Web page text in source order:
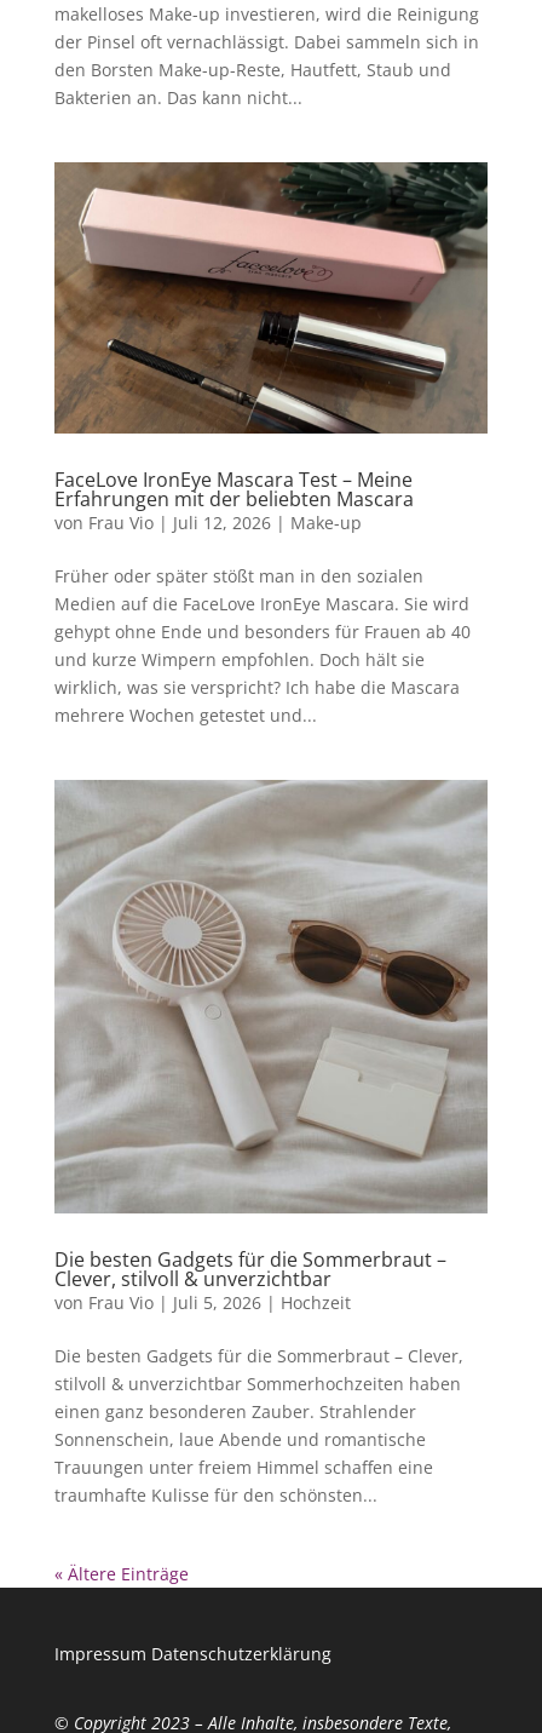
makelloses Make-up investieren, wird die Reinigung
der Pinsel oft vernachlässigt. Dabei sammeln sich in
den Borsten Make-up-Reste, Hautfett, Staub und
Bakterien an. Das kann nicht...
FaceLove IronEye Mascara Test – Meine
Erfahrungen mit der beliebten Mascara
von Frau Vio| Juli 12, 2026| Make-up
Früher oder später stößt man in den sozialen
Medien auf die FaceLove IronEye Mascara. Sie wird
gehypt ohne Ende und besonders für Frauen ab 40
und kurze Wimpern empfohlen. Doch hält sie
wirklich, was sie verspricht? Ich habe die Mascara
mehrere Wochen getestet und...
Die besten Gadgets für die Sommerbraut –
Clever, stilvoll & unverzichtbar
von Frau Vio| Juli 5, 2026| Hochzeit
Die besten Gadgets für die Sommerbraut – Clever,
stilvoll & unverzichtbar Sommerhochzeiten haben
einen ganz besonderen Zauber. Strahlender
Sonnenschein, laue Abende und romantische
Trauungen unter freiem Himmel schaffen eine
traumhafte Kulisse für den schönsten...
« Ältere Einträge
Impressum Datenschutzerklärung
© Copyright 2023 – Alle Inhalte, insbesondere Texte,